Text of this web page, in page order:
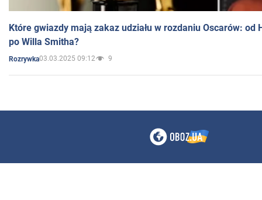
Które gwiazdy mają zakaz udziału w rozdaniu Oscarów: od
po Willa Smitha?
Rozrywka03.03.2025 09:12 9